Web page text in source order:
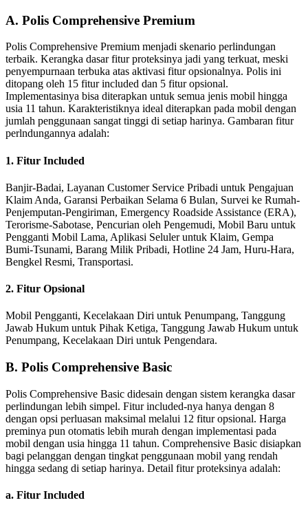
A. Polis Comprehensive Premium
Polis Comprehensive Premium menjadi skenario perlindungan
terbaik. Kerangka dasar fitur proteksinya jadi yang terkuat, meski
penyempurnaan terbuka atas aktivasi fitur opsionalnya. Polis ini
ditopang oleh 15 fitur included dan 5 fitur opsional.
Implementasinya bisa diterapkan untuk semua jenis mobil hingga
usia 11 tahun. Karakteristiknya ideal diterapkan pada mobil dengan
jumlah penggunaan sangat tinggi di setiap harinya. Gambaran fitur
perlndungannya adalah:
1. Fitur Included
Banjir-Badai, Layanan Customer Service Pribadi untuk Pengajuan
Klaim Anda, Garansi Perbaikan Selama 6 Bulan, Survei ke Rumah-
Penjemputan-Pengiriman, Emergency Roadside Assistance (ERA),
Terorisme-Sabotase, Pencurian oleh Pengemudi, Mobil Baru untuk
Pengganti Mobil Lama, Aplikasi Seluler untuk Klaim, Gempa
Bumi-Tsunami, Barang Milik Pribadi, Hotline 24 Jam, Huru-Hara,
Bengkel Resmi, Transportasi.
2. Fitur Opsional
Mobil Pengganti, Kecelakaan Diri untuk Penumpang, Tanggung
Jawab Hukum untuk Pihak Ketiga, Tanggung Jawab Hukum untuk
Penumpang, Kecelakaan Diri untuk Pengendara.
B. Polis Comprehensive Basic
Polis Comprehensive Basic didesain dengan sistem kerangka dasar
perlindungan lebih simpel. Fitur included-nya hanya dengan 8
dengan opsi perluasan maksimal melalui 12 fitur opsional. Harga
preminya pun otomatis lebih murah dengan implementasi pada
mobil dengan usia hingga 11 tahun. Comprehensive Basic disiapkan
bagi pelanggan dengan tingkat penggunaan mobil yang rendah
hingga sedang di setiap harinya. Detail fitur proteksinya adalah:
a. Fitur Included